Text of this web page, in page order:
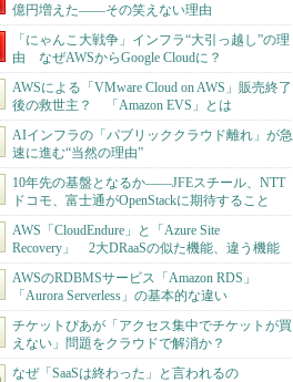
億円増えた――その笑えない理由
「にゃんこ大戦争」インフラ“大引っ越し”の理
由 なぜAWSからGoogle Cloudに？
AWSによる「VMware Cloud on AWS」販売終了
後の救世主？ 「Amazon EVS」とは
AIインフラの「パブリッククラウド離れ」が急
速に進む“当然の理由”
10年先の基盤となるか――JFEスチール、NTT
ドコモ、富士通がOpenStackに期待すること
AWS「CloudEndure」と「Azure Site
Recovery」 2大DRaaSの似た機能、違う機能
AWSのRDBMSサービス「Amazon RDS」
「Aurora Serverless」の基本的な違い
チケットぴあが「アクセス集中でチケットが買
えない」問題をクラウドで解消か？
なぜ「SaaSは終わった」と言われるの